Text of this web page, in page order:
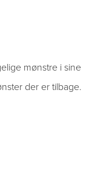
mønstre i sine
der er tilbage.